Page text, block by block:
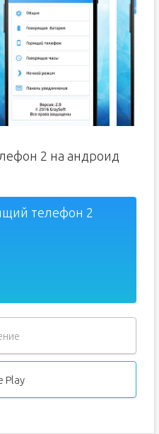
2 на андроид
телефон 2
Play